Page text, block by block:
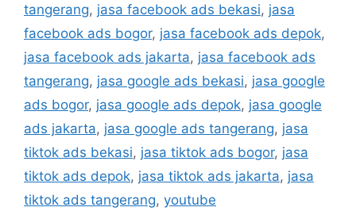
tangerang, jasa facebook ads bekasi, jasa
facebook ads bogor, jasa facebook ads depok,
jasa facebook ads jakarta, jasa facebook ads
tangerang, jasa google ads bekasi, jasa google
ads bogor, jasa google ads depok, jasa google
ads jakarta, jasa google ads tangerang, jasa
tiktok ads bekasi, jasa tiktok ads bogor, jasa
tiktok ads depok, jasa tiktok ads jakarta, jasa
tiktok ads tangerang, youtube